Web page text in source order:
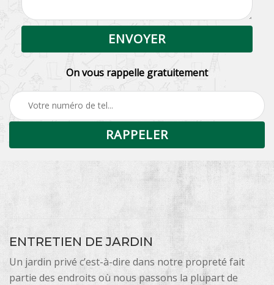
On vous rappelle gratuitement
ENTRETIEN DE JARDIN
Un jardin privé c’est-à-dire dans notre propreté fait
partie des endroits où nous passons la plupart de